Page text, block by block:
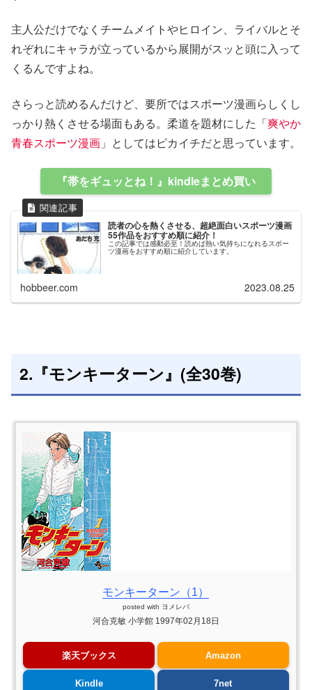
主人公だけでなくチームメイトやヒロイン、ライバルとそ
れぞれにキャラが立っているから展開がスッと頭に入って
くるんですよね。
さらっと読めるんだけど、要所ではスポーツ漫画らしくし
っかり熱くさせる場面もある。柔道を題材にした「爽やか
青春スポーツ漫画 」としてはピカイチだと思っています。
『帯をギュッとね！』kindleまとめ買い
読者の心を熱くさせる、超絶面白いスポーツ漫画
55作品をおすすめ順に紹介！
この記事では感動必至！読めば熱い気持ちになれるスポー
ツ漫画をおすすめ順に紹介しています。
hobbeer.com 2023.08.25
2.『モンキーターン』(全30巻)
モンキーターン（1）
posted with ヨメレバ
河合克敏 小学館 1997年02月18日
楽天ブックス Amazon
Kindle 7net